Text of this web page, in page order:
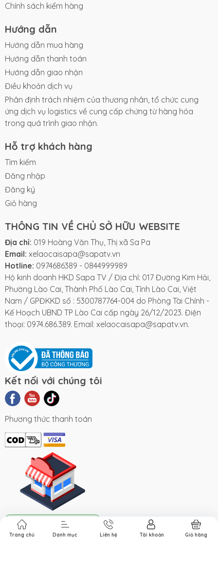
Chính sách kiểm hàng
Hướng dẫn
Hướng dẫn mua hàng
Hướng dẫn thanh toán
Hướng dẫn giao nhận
Điều khoản dịch vụ
Phân định trách nhiệm của thương nhân, tổ chức cung
ứng dịch vụ logistics về cung cấp chứng từ hàng hóa
trong quá trình giao nhận.
Hỗ trợ khách hàng
Tìm kiếm
Đăng nhập
Đăng ký
Giỏ hàng
THÔNG TIN VỀ CHỦ SỞ HỮU WEBSITE
Địa chỉ: 019 Hoàng Văn Thụ, Thị xã Sa Pa
Email: xelaocaisapa@sapatv.vn
Hotline: 0974686389 - 0844999989
Hộ kinh doanh HKD Sapa TV / Địa chỉ: 017 Đường Kim Hải,
Phường Lào Cai, Thành Phố Lào Cai, Tỉnh Lào Cai, Việt
Nam / GPĐKKD số : 5300787764-004 do Phòng Tài Chính -
Kế Hoạch UBND TP Lào Cai cấp ngày 26/12/2023. Điện
thoại: 0974.686.389. Email: xelaocaisapa@sapatv.vn.
Kết nối với chúng tôi
Phương thức thanh toán
Hệ thống cửa hàng
Trang chủ Danh mục Liên hệ Tài khoản Giỏ hàng